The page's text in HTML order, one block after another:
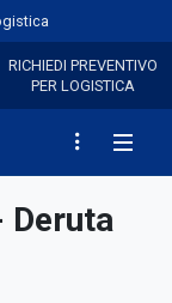
RICHIEDIPREVENTIVO
PER LOGISTICA
Deruta